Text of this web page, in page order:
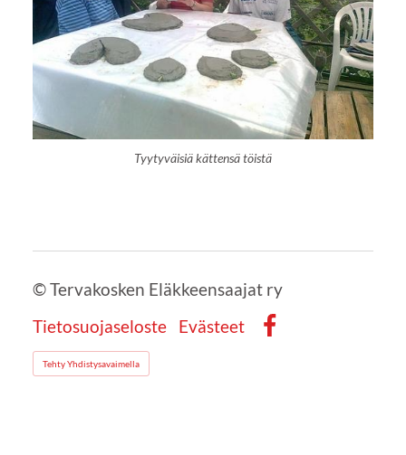
Tyytyväisiä kättensä töistä
©Tervakosken Eläkkeensaajat ry
Tietosuojaseloste
Evästeet
Tehty Yhdistysavaimella